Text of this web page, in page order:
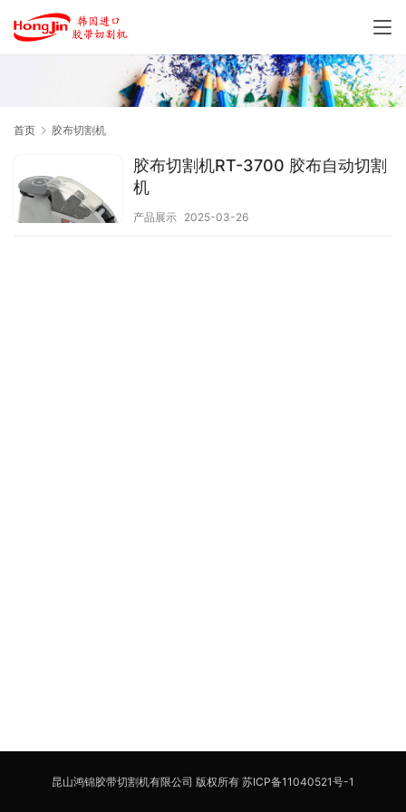
首页 胶布切割机
胶布切割机RT-3700 胶布自动切割
机
产品展示 2025-03-26
昆山鸿锦胶带切割机有限公司 版权所有 苏ICP备11040521号-1